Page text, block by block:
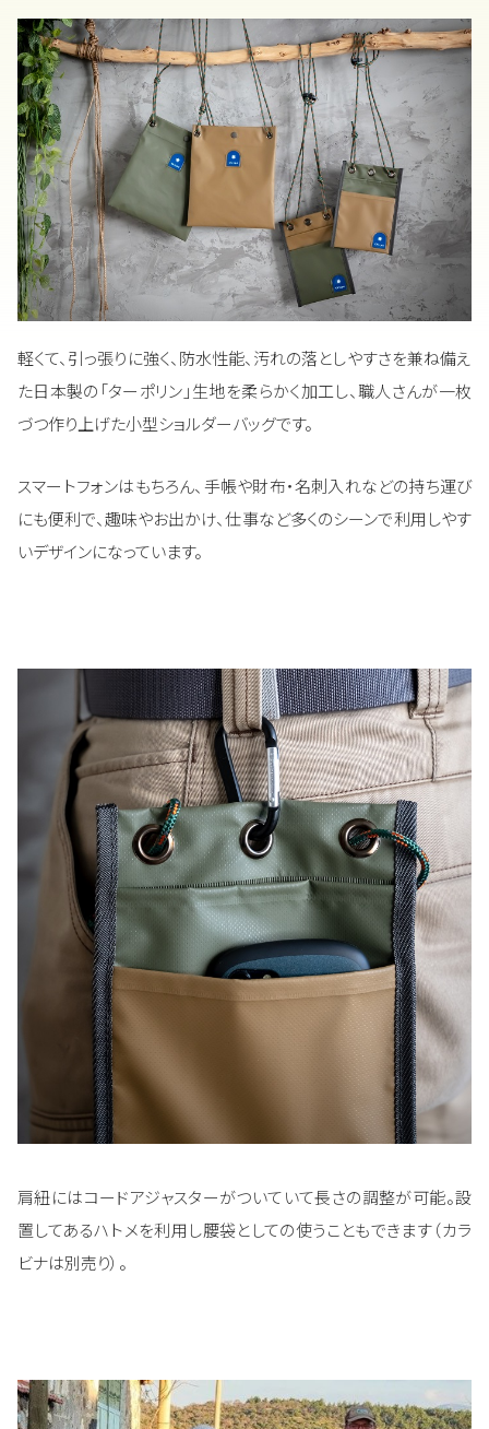
軽くて、引っ張りに強く、防水性能、汚れの落としやすさを兼ね備え
た日本製の「ターポリン」生地を柔らかく加工し、職人さんが一枚
づつ作り上げた小型ショルダーバッグです。
スマートフォンはもちろん、手帳や財布・名刺入れなどの持ち運び
にも便利で、趣味やお出かけ、仕事など多くのシーンで利用しやす
いデザインになっています。
肩紐にはコードアジャスターがついていて長さの調整が可能。設
置してあるハトメを利用し腰袋としての使うこともできます（カラ
ビナは別売り）。